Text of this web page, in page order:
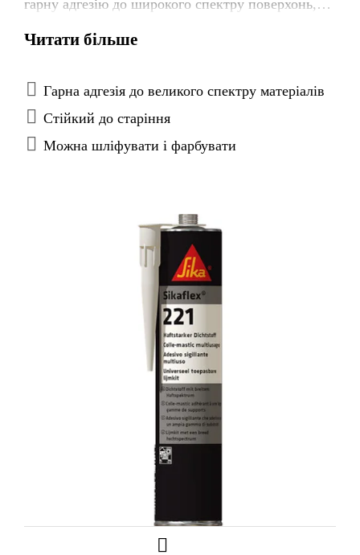
гарну адгезію до широкого спектру поверхонь,
компонентні системи), керамічні матеріали і
постійно-еластичної герметизації.
Читати більше
Гарна адгезія до великого спектру матеріалів
Стійкий до старіння
Можна шліфувати і фарбувати